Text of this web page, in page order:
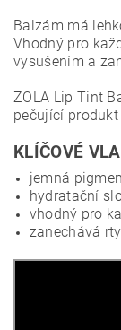
Balzám má
Vhodný pro
vysušením a
ZOLA Lip Tint
pečující
KLÍČOVÉ
jemná
hydratační
vhodný pro
zanechává